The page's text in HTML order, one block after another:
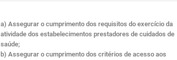
a) Assegurar o cumprimento dos requisitos do exercício da
atividade dos estabelecimentos prestadores de cuidados de
saúde;
b) Assegurar o cumprimento dos critérios de acesso aos